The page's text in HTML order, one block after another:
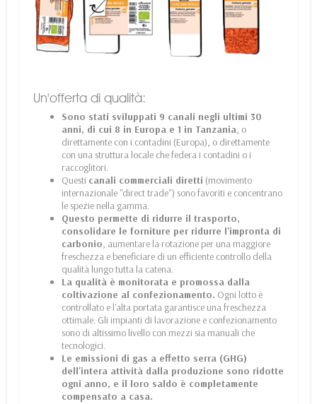
Un'offerta di qualità:
Sono stati sviluppati 9 canali negli ultimi 30
anni, di cui 8 in Europa e 1 in Tanzania, o
direttamente con i contadini (Europa), o direttamente
con una struttura locale che federa i contadini o i
raccoglitori.
Questi canali commerciali diretti (movimento
internazionale "direct trade") sono favoriti e concentrano
le spezie nella gamma.
Questo permette di ridurre il trasporto,
consolidare le forniture per ridurre l'impronta di
carbonio, aumentare la rotazione per una maggiore
freschezza e beneficiare di un efficiente controllo della
qualità lungo tutta la catena.
La qualità è monitorata e promossa dalla
coltivazione al confezionamento. Ogni lotto è
controllato e l'alta portata garantisce una freschezza
ottimale. Gli impianti di lavorazione e confezionamento
sono di altissimo livello con mezzi sia manuali che
tecnologici.
Le emissioni di gas a effetto serra (GHG)
dell'intera attività dalla produzione sono ridotte
ogni anno, e il loro saldo è completamente
compensato a casa.